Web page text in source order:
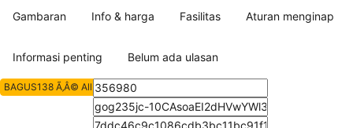
Gambaran Info & harga Fasilitas Aturan menginap
Informasi penting Belum ada ulasan
BAGUS138 Ã‚Â© All Rights Reserved